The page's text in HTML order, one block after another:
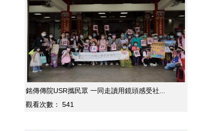
銘傳傳院USR攜民眾 一同走讀用鏡頭感受社...
觀看次數：
541